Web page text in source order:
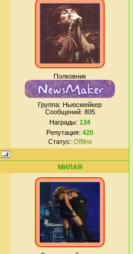
Полковник
Группа: Ньюсмейкер
Сообщений: 805
Награды: 134
Репутация: 420
Статус: Offline
МИЛАЯ